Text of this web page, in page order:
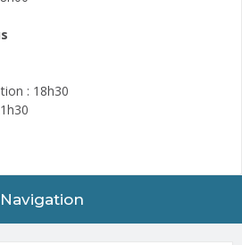
: 18h30
Navigation